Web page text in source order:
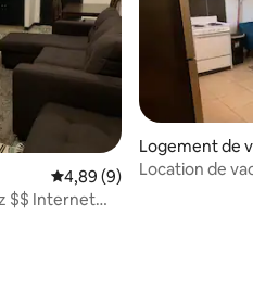
Évaluation moyenne sur la
4,89 (9)
$$ Internet
Logement de
tña
Location de